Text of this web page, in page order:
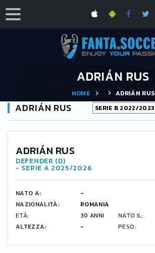
ADRIÁN RUS
HOME ADRIÁN RUS
ADRIÁN RUS
-
ADRIÁN RUS
DEFENDER (D)
- SERIE A 2025/2026
NATO A:
-
NAZIONALITÀ:
ROMANIA
ETÀ:
30 ANNI NATO IL:
ALTEZZA:
- PESO: